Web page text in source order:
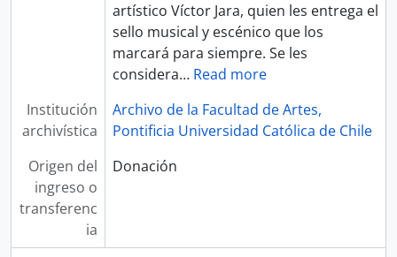
artístico Víctor Jara, quien les entrega el
sello musical y escénico que los
marcará para siempre. Se les
considera… Read more
Institución
archivística
Archivo de la Facultad de Artes,
Pontificia Universidad Católica de Chile
Origen del
ingreso o
transferenc
ia
Donación